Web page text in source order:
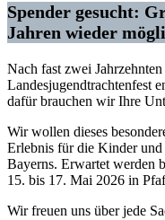
Spender gesucht:
Jahren wieder
Nach fast zwei
Landesjugendtrachtenfest
dafür brauchen wir Ihre
Wir wollen dieses
Erlebnis für die Kinder und
Bayerns. Erwartet werden
15. bis 17. Mai 2026 in
Wir freuen uns über jede